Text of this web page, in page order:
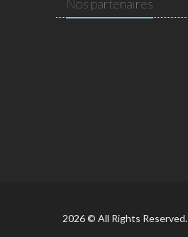
Nos partenaires
2026 © All Rights Reserved.